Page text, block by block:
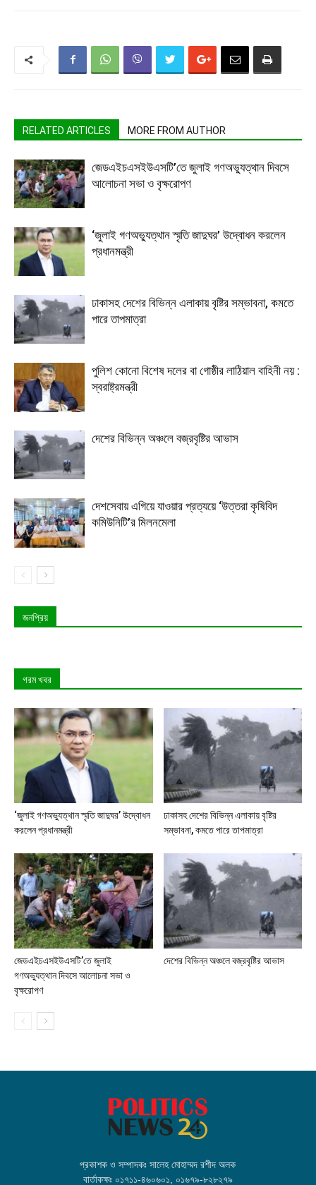
RELATED ARTICLES MORE FROM AUTHOR
জেডএইচএসইউএসটি’তে জুলাই গণঅভ্যুত্থান দিবসে
আলোচনা সভা ও বৃক্ষরোপণ
‘জুলাই গণঅভ্যুত্থান স্মৃতি জাদুঘর’ উদ্বোধন করলেন
প্রধানমন্ত্রী
ঢাকাসহ দেশের বিভিন্ন এলাকায় বৃষ্টির সম্ভাবনা, কমতে
পারে তাপমাত্রা
পুলিশ কোনো বিশেষ দলের বা গোষ্ঠীর লাঠিয়াল বাহিনী নয় :
স্বরাষ্ট্রমন্ত্রী
দেশের বিভিন্ন অঞ্চলে বজ্রবৃষ্টির আভাস
দেশসেবায় এগিয়ে যাওয়ার প্রত্যয়ে ‘উত্তরা কৃষিবিদ
কমিউনিটি’র মিলনমেলা
জনপ্রিয়
গরম খবর
‘জুলাই গণঅভ্যুত্থান স্মৃতি জাদুঘর’ উদ্বোধন
করলেন প্রধানমন্ত্রী
ঢাকাসহ দেশের বিভিন্ন এলাকায় বৃষ্টির
সম্ভাবনা, কমতে পারে তাপমাত্রা
জেডএইচএসইউএসটি’তে জুলাই
গণঅভ্যুত্থান দিবসে আলোচনা সভা ও
বৃক্ষরোপণ
দেশের বিভিন্ন অঞ্চলে বজ্রবৃষ্টির আভাস
প্রকাশক ও সম্পাদকঃ সালেহ মোহাম্মদ রশীদ অলক
বার্তাকক্ষঃ ০১৭১১-৪৬০৬০১, ০১৬৭৯-৮২৮২৭৯